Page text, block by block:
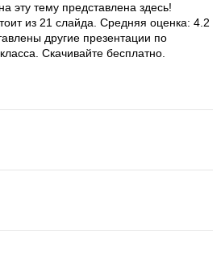
эту тему представлена здесь!
из 21 слайда. Средняя оценка: 4.2
другие презентации по
Скачивайте бесплатно.